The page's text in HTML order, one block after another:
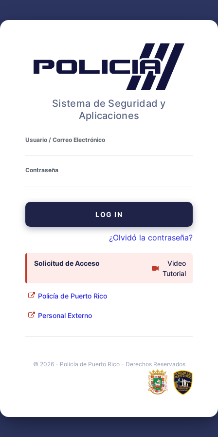
Sistema de Seguridad y
Aplicaciones
Usuario / Correo Electrónico
Contraseña
¿Olvidó la contraseña?
Solicitud de Acceso
Video
Tutorial
Policía de Puerto Rico
Personal Externo
© 2026 - Policía de Puerto Rico - Derechos Reservados